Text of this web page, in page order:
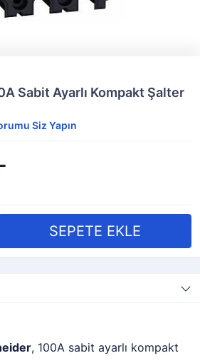
Sabit Ayarlı Kompakt Şalter
Siz Yapın
, 100A sabit ayarlı kompakt